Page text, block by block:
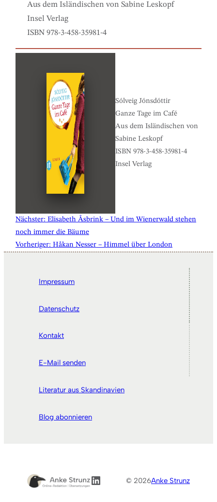
Aus dem Isländischen von Sabine Leskopf
Insel Verlag
ISBN 978-3-458-35981-4
Sólveig Jónsdóttir
Ganze Tage im Café
Aus dem Isländischen von
Sabine Leskopf
ISBN 978-3-458-35981-4
Insel Verlag
Nächster: Elisabeth Åsbrink – Und im Wienerwald stehen
noch immer die Bäume
Vorheriger: Håkan Nesser – Himmel über London
Impressum
Datenschutz
Kontakt
E-Mail senden
Literatur aus Skandinavien
Blog abonnieren
LinkedIn© 2026Anke Strunz